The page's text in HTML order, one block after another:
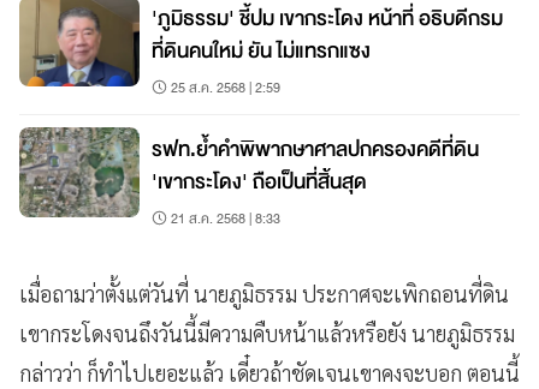
'ภูมิธรรม' ชี้ปม เขากระโดง หน้าที่ อธิบดีกรม
ที่ดินคนใหม่ ยัน ไม่แทรกแซง
25 ส.ค. 2568 | 2:59
รฟท.ย้ำคำพิพากษาศาลปกครองคดีที่ดิน
'เขากระโดง' ถือเป็นที่สิ้นสุด
21 ส.ค. 2568 | 8:33
เมื่อถามว่าตั้งแต่วันที่ นายภูมิธรรม ประกาศจะเพิกถอนที่ดิน
เขากระโดงจนถึงวันนี้มีความคืบหน้าแล้วหรือยัง นายภูมิธรรม
กล่าวว่า ก็ทำไปเยอะแล้ว เดี๋ยวถ้าชัดเจนเขาคงจะบอก ตอนนี้